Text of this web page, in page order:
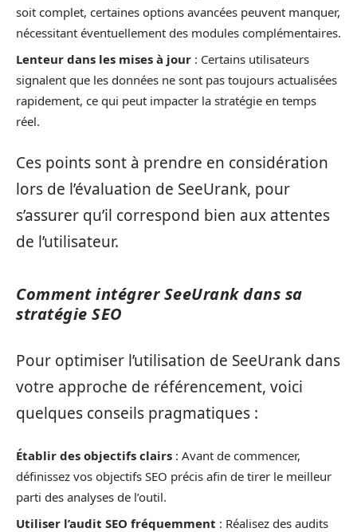
soit complet, certaines options avancées peuvent manquer,
nécessitant éventuellement des modules complémentaires.
Lenteur dans les mises à jour : Certains utilisateurs
signalent que les données ne sont pas toujours actualisées
rapidement, ce qui peut impacter la stratégie en temps
réel.
Ces points sont à prendre en considération
lors de l’évaluation de SeeUrank, pour
s’assurer qu’il correspond bien aux attentes
de l’utilisateur.
Comment intégrer SeeUrank dans sa
stratégie SEO
Pour optimiser l’utilisation de SeeUrank dans
votre approche de référencement, voici
quelques conseils pragmatiques :
Établir des objectifs clairs : Avant de commencer,
définissez vos objectifs SEO précis afin de tirer le meilleur
parti des analyses de l’outil.
Utiliser l’audit SEO fréquemment : Réalisez des audits